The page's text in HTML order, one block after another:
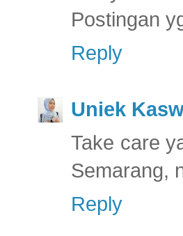
Postingan
Reply
Uniek
Take care
Semarang,
Reply